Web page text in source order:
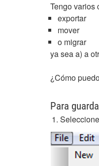
Tengo varios
exportar
mover
o migrar
ya sea a) a
¿Cómo
Para
Seleccione